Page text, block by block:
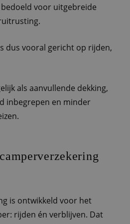
voor uitgebreide
dus vooral gericht op rijden,
als aanvullende dekking,
inbegrepen en minder
is ontwikkeld voor het
rijden én verblijven. Dat